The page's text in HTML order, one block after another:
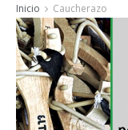
Inicio Caucherazo